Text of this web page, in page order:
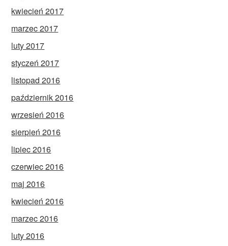
kwiecień 2017
marzec 2017
luty 2017
styczeń 2017
listopad 2016
październik 2016
wrzesień 2016
sierpień 2016
lipiec 2016
czerwiec 2016
maj 2016
kwiecień 2016
marzec 2016
luty 2016